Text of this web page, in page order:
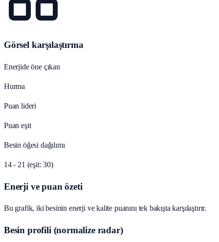
Görsel karşılaştırma
Enerjide öne çıkan
Hurma
Puan lideri
Puan eşit
Besin öğesi dağılımı
14 - 21 (eşit: 30)
Enerji ve puan özeti
Bu grafik, iki besinin enerji ve kalite puanını tek bakışta karşılaştırır.
Besin profili (normalize radar)